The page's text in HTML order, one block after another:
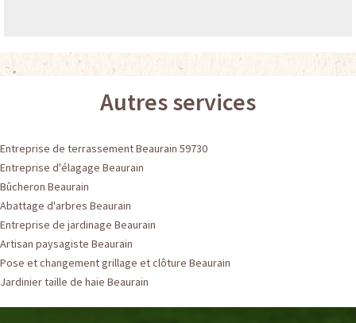
Autres services
Entreprise de terrassement Beaurain 59730
Entreprise d'élagage Beaurain
Bûcheron Beaurain
Abattage d'arbres Beaurain
Entreprise de jardinage Beaurain
Artisan paysagiste Beaurain
Pose et changement grillage et clôture Beaurain
Jardinier taille de haie Beaurain